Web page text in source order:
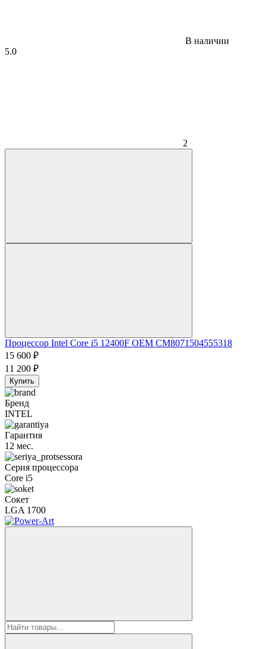
В наличии
5.0
2
Процессор Intel Core i5 12400F OEM CM8071504555318
15 600 ₽
11 200 ₽
Купить
Бренд
INTEL
Гарантия
12 мес.
Серия процессора
Core i5
Сокет
LGA 1700